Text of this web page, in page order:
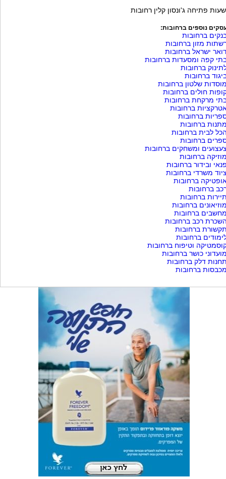
שעות פתיחה ג'ונסון קלין רחובות
נוספים ברחובות:
ברחובות
מזון ברחובות
ישראל ברחובות
קפה ומסעדות ברחובות
ברחובות
ברחובות
שלטון ברחובות
חולים ברחובות
מרקחת ברחובות
ברחובות
ברחובות
ברחובות
לבית ברחובות
ברחובות
ומשחקים ברחובות
ברחובות
ובידור ברחובות
משרדי ברחובות
ברחובות
ברחובות
ברחובות
ברחובות
ברחובות
רכב ברחובות
ברחובות
ברחובות
וטיפוח ברחובות
כושר ברחובות
דלק ברחובות
ברחובות